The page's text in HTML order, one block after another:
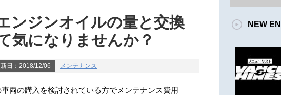
ンジンオイルの量と交換
気になりませんか？
日：2018/12/06 メンテナンス
両の購入を検討されている方でメンテナンス費用
NEW